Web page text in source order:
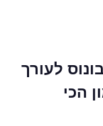
לעורך
הכי